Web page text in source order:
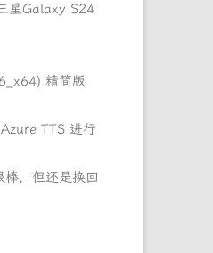
星Galaxy S24
精简版
TTS 进行
，但还是换回